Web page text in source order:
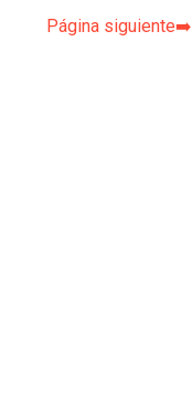
Página siguiente➡️